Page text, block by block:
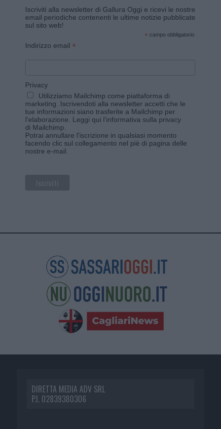
Iscriviti alla newsletter di Gallura Oggi e ricevi le nostre
email periodiche contenenti le ultime notizie pubblicate
sul sito web!
* campo obbligatorio
Indirizzo email *
Privacy
Utilizziamo Mailchimp come piattaforma di
marketing. Iscrivendoti alla newsletter accetti che le
tue informazioni siano trasferite a Mailchimp per
l'elaborazione. Leggi qui l'informativa sulla privacy
di Mailchimp
Potrai annullare l'iscrizione in qualsiasi momento
facendo clic sul collegamento nel piè di pagina delle
nostre e-mail.
DIRETTA MEDIA ADV SRL
P.I. 02839380306